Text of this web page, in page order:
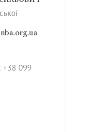
+38 099